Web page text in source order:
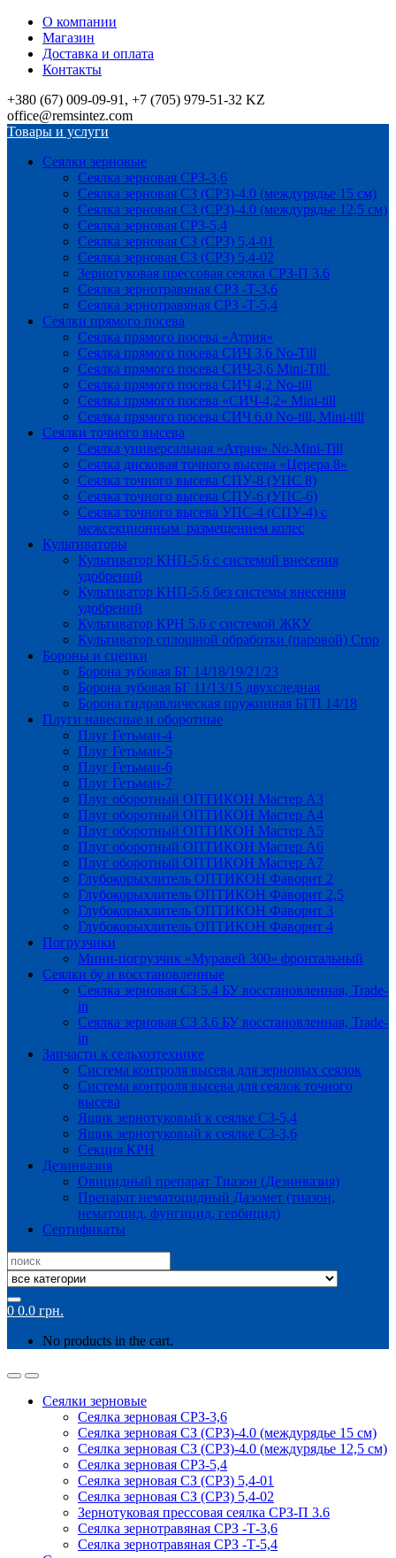
О компании
Магазин
Доставка и оплата
Контакты
+380 (67) 009-09-91, +7 (705) 979-51-32 KZ
office@remsintez.com
Товары и услуги
Сеялки зерновые
Сеялка зерновая СРЗ-3,6
Сеялка зерновая СЗ (СРЗ)-4.0 (междурядье 15 см)
Сеялка зерновая СЗ (СРЗ)-4.0 (междурядье 12,5 см)
Сеялка зерновая СРЗ-5,4
Сеялка зерновая СЗ (СРЗ) 5,4-01
Сеялка зерновая СЗ (СРЗ) 5,4-02
Зернотуковая прессовая сеялка СРЗ-П 3.6
Сеялка зернотравяная СРЗ -Т-3,6
Сеялка зернотравяная СРЗ -Т-5,4
Сеялки прямого посева
Сеялка прямого посева «Атрия»
Сеялка прямого посева СИЧ 3,6 No-Till
Сеялка прямого посева СИЧ-3,6 Mini-Till
Сеялка прямого посева СИЧ 4,2 No-till
Сеялка прямого посева «СИЧ-4,2» Mini-till
Сеялка прямого посева СИЧ 6.0 No-till, Mini-till
Сеялки точного высева
Сеялка универсальная «Атрия» No-Mini-Till
Сеялка дисковая точного высева «Церера 8»
Сеялка точного высева СПУ-8 (УПС 8)
Сеялка точного высева СПУ-6 (УПС-6)
Сеялка точного высева УПС-4 (СПУ-4) с
межсекционным размещением колес
Культиваторы
Культиватор КНП-5,6 с системой внесения
удобрений
Культиватор КНП-5,6 без системы внесения
удобрений
Культиватор КРН 5.6 с системой ЖКУ
Культиватор сплошной обработки (паровой) Crop
Бороны и сцепки
Борона зубовая БГ 14/18/19/21/23
Борона зубовая БГ 11/13/15 двухследная
Борона гидравлическая пружинная БГП 14/18
Плуги навесные и оборотные
Плуг Гетьман-4
Плуг Гетьман-5
Плуг Гетьман-6
Плуг Гетьман-7
Плуг оборотный ОПТИКОН Мастер А3
Плуг оборотный ОПТИКОН Мастер А4
Плуг оборотный ОПТИКОН Мастер А5
Плуг оборотный ОПТИКОН Мастер А6
Плуг оборотный ОПТИКОН Мастер А7
Глубокорыхлитель ОПТИКОН Фаворит 2
Глубокорыхлитель ОПТИКОН Фаворит 2,5
Глубокорыхлитель ОПТИКОН Фаворит 3
Глубокорыхлитель ОПТИКОН Фаворит 4
Погрузчики
Мини-погрузчик «Муравей 300» фронтальный
Сеялки бу и восстановленные
Сеялка зерновая СЗ 5.4 БУ восстановленная, Trade-
in
Сеялка зерновая СЗ 3.6 БУ восстановленная, Trade-
in
Запчасти к сельхозтехнике
Система контроля высева для зерновых сеялок
Система контроля высева для сеялок точного
высева
Ящик зернотуковый к сеялке СЗ-5,4
Ящик зернотуковый к сеялке СЗ-3,6
Секция КРН
Дезинвазия
Овицидный препарат Тиазон (Дезинвазия)
Препарат нематоцидный Дазомет (тиазон,
нематоцид, фунгицид, гербицид)
Сертификаты
Search
for:
0 0.0 грн.
No products in the cart.
Сеялки зерновые
Сеялка зерновая СРЗ-3,6
Сеялка зерновая СЗ (СРЗ)-4.0 (междурядье 15 см)
Сеялка зерновая СЗ (СРЗ)-4.0 (междурядье 12,5 см)
Сеялка зерновая СРЗ-5,4
Сеялка зерновая СЗ (СРЗ) 5,4-01
Сеялка зерновая СЗ (СРЗ) 5,4-02
Зернотуковая прессовая сеялка СРЗ-П 3.6
Сеялка зернотравяная СРЗ -Т-3,6
Сеялка зернотравяная СРЗ -Т-5,4